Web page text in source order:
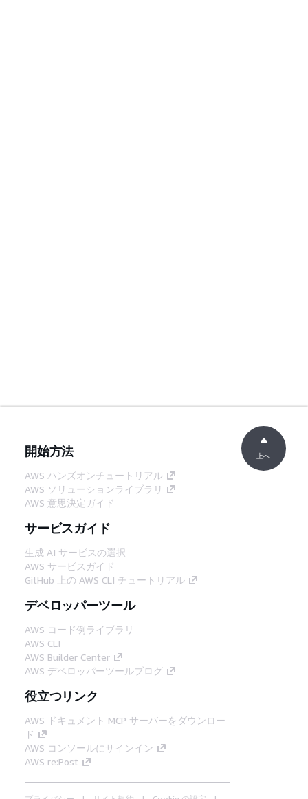
開始方法
AWS ハンズオンチュートリアル
AWS ソリューションライブラリ
AWS 意思決定ガイド
サービスガイド
生成 AI サービスの選択
AWS サービスガイド
GitHub 上の AWS CLI チュートリアル
デベロッパーツール
AWS コード例ライブラリ
AWS CLI
AWS Builder Center
AWS デベロッパーツールブログ
役立つリンク
AWS ドキュメント MCP サーバーをダウンロー
ド
AWS コンソールにサインイン
AWS re:Post
上へ